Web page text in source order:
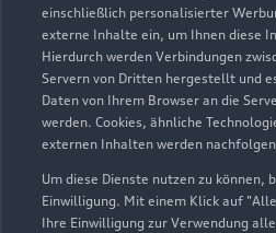
einschließlich personalisierter
externe Inhalte ein, um Ihnen diese
Hierdurch werden Verbindungen
Servern von Dritten hergestellt und
Daten von Ihrem Browser an die
werden. Cookies, ähnliche
externen Inhalten werden
Um diese Dienste nutzen zu können,
Einwilligung. Mit einem Klick auf
Ihre Einwilligung zur Verwendung
Gewerbeallee 2
04821 Brandis
034292 6500